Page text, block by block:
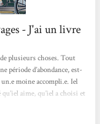
- J'ai un livre
plusieurs choses. Tout
période d’abondance, est-
moine accompli.e. Iel
aime, qu’iel a choisi et
avec Omphale, un